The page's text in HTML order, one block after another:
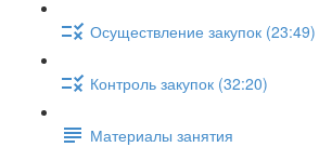
Осуществление закупок (23:49)
Контроль закупок (32:20)
Материалы занятия